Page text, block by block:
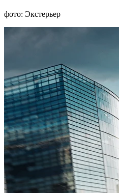
фото: Экстерьер